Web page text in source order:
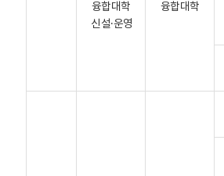
융합대학
신설·운영
융합대학